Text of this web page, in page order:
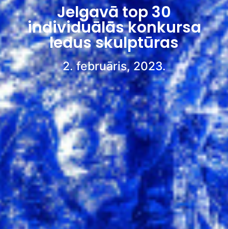
Jelgavā top 30
individuālās konkursa
ledus skulptūras
2. februāris, 2023.